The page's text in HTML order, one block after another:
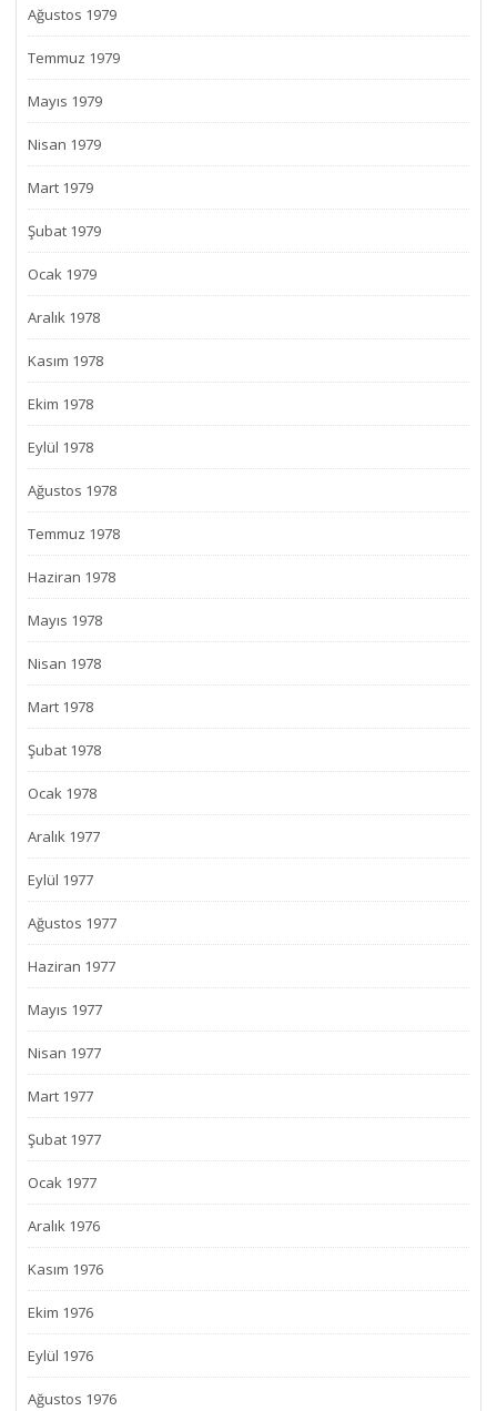
Ağustos 1979
Temmuz 1979
Mayıs 1979
Nisan 1979
Mart 1979
Şubat 1979
Ocak 1979
Aralık 1978
Kasım 1978
Ekim 1978
Eylül 1978
Ağustos 1978
Temmuz 1978
Haziran 1978
Mayıs 1978
Nisan 1978
Mart 1978
Şubat 1978
Ocak 1978
Aralık 1977
Eylül 1977
Ağustos 1977
Haziran 1977
Mayıs 1977
Nisan 1977
Mart 1977
Şubat 1977
Ocak 1977
Aralık 1976
Kasım 1976
Ekim 1976
Eylül 1976
Ağustos 1976